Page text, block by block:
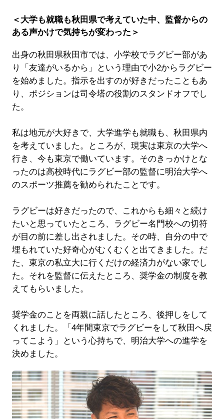
＜大学も就職も秋田県で考えていた中、監督からの
ある声かけで気持ちが変わった＞
出身の秋田県秋田市では、小学校でラグビー部があ
り「友達がいるから」という理由で小2からラグビー
を始めました。指示を出すのが好きだったこともあ
り、ポジションは司令塔の役割のスタンドオフでし
た。
私は地元が大好きで、大学進学も就職も、秋田県内
を考えていました。ところが、現実は東京の大学へ
行き、今も東京で働いています。そのきっかけとな
ったのは高校時代にラグビー部の監督に明治大学へ
のスポーツ推薦を勧められたことです。
ラグビーは好きだったので、これからも細々と続け
たいと思っていたところ、ラグビー名門校への切符
が目の前に差し出されました。その時、自分の中で
埋もれていた好奇心がむくむくと出てきました。だ
た、東京の私立大に行くだけの経済力がない家でし
た。それを監督に伝えたところ、奨学金の制度を教
えてもらいました。
奨学金のことを両親に話したところ、後押しをして
くれました。「4年間東京でラグビーをして秋田へ戻
ってこよう」という心持ちで、明治大学への進学を
決めました。